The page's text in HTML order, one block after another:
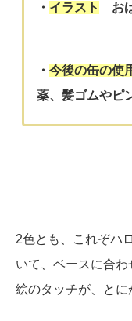
・ イラスト お
・今後の缶の使
薬、髪ゴムやピ
2色とも、これぞハ
いて、ベースに合わ
絵のタッチが、と